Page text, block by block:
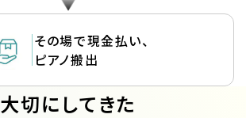
その場で現金払い、
ピアノ搬出
大切にしてきた